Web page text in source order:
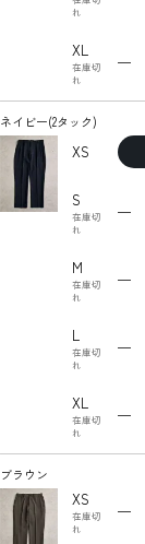
れ
XL
在庫切
れ
—
ネイビー(2タック)
XS
S
在庫切
れ
—
M
在庫切
れ
—
L
在庫切
れ
—
XL
在庫切
れ
—
ブラウン
XS
在庫切
れ
—